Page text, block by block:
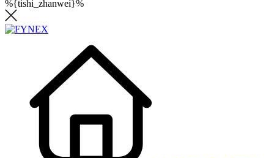
%{tishi_zhanwei}%